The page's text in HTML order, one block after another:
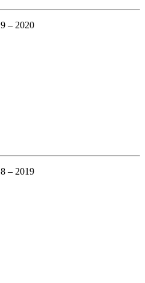
– 2020
– 2019